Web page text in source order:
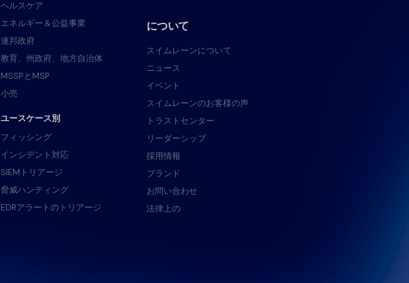
ヘルスケア
エネルギー＆公益事業
連邦政府
教育、州政府、地方自治体
MSSPとMSP
小売
ユースケース別
フィッシング
インシデント対応
SIEMトリアージ
脅威ハンティング
EDRアラートのトリアージ
について
スイムレーンについて
ニュース
イベント
スイムレーンのお客様の声
トラストセンター
リーダーシップ
採用情報
ブランド
お問い合わせ
法律上の